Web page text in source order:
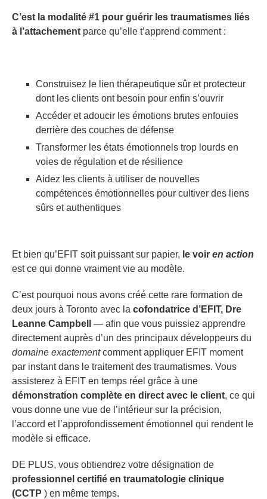
C’est la modalité #1 pour guérir les traumatismes liés
à l’attachement parce qu’elle t’apprend comment :
Construisez le lien thérapeutique sûr et protecteur
dont les clients ont besoin pour enfin s’ouvrir
Accéder et adoucir les émotions brutes enfouies
derrière des couches de défense
Transformer les états émotionnels trop lourds en
voies de régulation et de résilience
Aidez les clients à utiliser de nouvelles
compétences émotionnelles pour cultiver des liens
sûrs et authentiques
Et bien qu’EFIT soit puissant sur papier, le voir en action
est ce qui donne vraiment vie au modèle.
C’est pourquoi nous avons créé cette rare formation de
deux jours à Toronto avec la cofondatrice d’EFIT, Dre
Leanne Campbell
— afin que vous puissiez apprendre
directement auprès d’un des principaux développeurs du
domaine exactementcomment appliquer EFIT moment
par instant dans le traitement des traumatismes. Vous
assisterez à EFIT en temps réel grâce à une
démonstration complète en direct avec le client, ce qui
vous donne une vue de l’intérieur sur la précision,
l’accord et l’approfondissement émotionnel qui rendent le
modèle si efficace.
DE PLUS, vous obtiendrez votre désignation de
professionnel certifié en traumatologie clinique
(CCTP ) en même temps.